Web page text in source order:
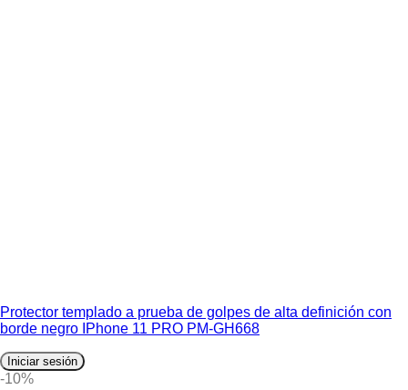
Protector templado a prueba de golpes de alta definición con
borde negro IPhone 11 PRO PM-GH668
Iniciar sesión
-10%